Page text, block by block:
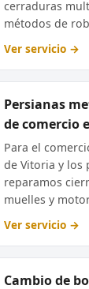
cerraduras
métodos de
Ver servicio →
Persianas
de comercio
Para el
de Vitoria y los
reparamos
muelles y
Ver servicio →
Cambio de